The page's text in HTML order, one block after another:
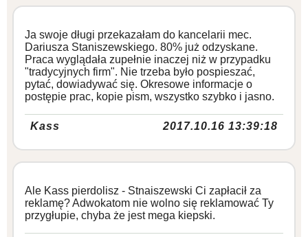
Ja swoje długi przekazałam do kancelarii mec.
Dariusza Staniszewskiego. 80% już odzyskane.
Praca wyglądała zupełnie inaczej niż w przypadku
"tradycyjnych firm". Nie trzeba było pospieszać,
pytać, dowiadywać się. Okresowe informacje o
postępie prac, kopie pism, wszystko szybko i jasno.
Kass 2017.10.16 13:39:18
Ale Kass pierdolisz - Stnaiszewski Ci zapłacił za
reklamę? Adwokatom nie wolno się reklamować Ty
przygłupie, chyba że jest mega kiepski.